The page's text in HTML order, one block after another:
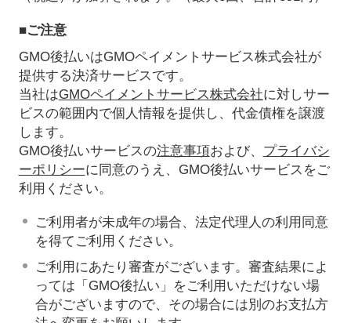
■ご注意
GMO後払いはGMOペイメントサービス株式会社が
提供する決済サービスです。
当社はGMOペイメントサービス株式会社に対しサー
ビスの範囲内で個人情報を提供し、代金債権を譲渡
します。
GMO後払いサービスの注意事項および、 プライバシ
ーポリシーに同意のうえ、GMO後払いサービスをご
利用ください。
ご利用者が未成年の場合、法定代理人の利用同意
を得てご利用ください。
ご利用にあたり審査がございます。審査結果によ
っては「GMO後払い」をご利用いただけない場
合がございますので、その場合には別のお支払方